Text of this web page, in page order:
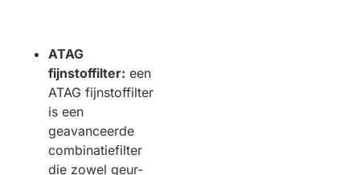
ATAG
fijnstoffilter: een
ATAG fijnstoffilter
is een
geavanceerde
combinatiefilter
die zowel geur-